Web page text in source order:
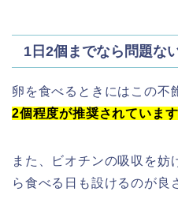
1日2個までなら問題な
卵を食べるときにはこの不
2個程度が推奨されています
また、ビオチンの吸収を妨
ら食べる日も設けるのが良